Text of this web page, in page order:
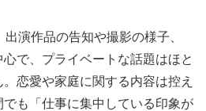
演作品の告知や撮影の様子、
で、プライベートな話題はほと
恋愛や家庭に関する内容は控え
も「仕事に集中している印象が